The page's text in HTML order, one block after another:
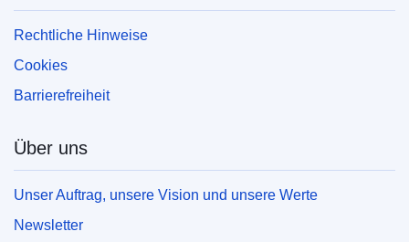
Rechtliche Hinweise
Cookies
Barrierefreiheit
Über uns
Unser Auftrag, unsere Vision und unsere Werte
Newsletter